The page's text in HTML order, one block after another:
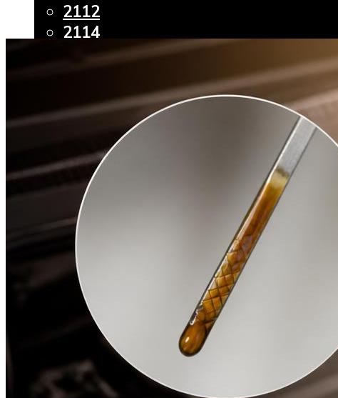
2112
2114
Granta
Priora
Chevrolet
Aveo
Lacetti
Lanos
Niva
Ford
Focus
Fusion
Меню